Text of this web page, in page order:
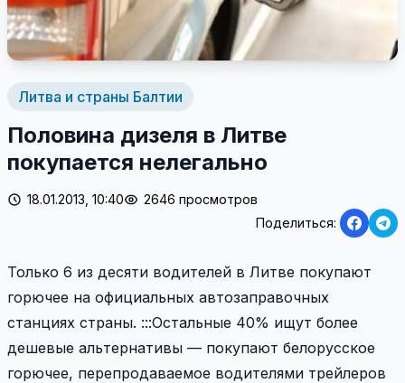
Литва и страны Балтии
Половина дизеля в Литве
покупается нелегально
18.01.2013, 10:40
2646 просмотров
Поделиться:
Только 6 из десяти водителей в Литве покупают
горючее на официальных автозаправочных
станциях страны. :::Остальные 40% ищут более
дешевые альтернативы — покупают белорусское
горючее, перепродаваемое водителями трейлеров